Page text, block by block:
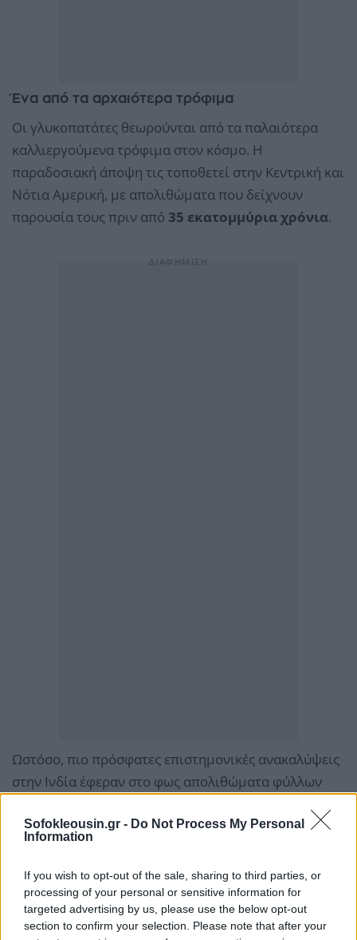
Sofokleousin.gr - Do Not Process My Personal
Information
If you wish to opt-out of the sale, sharing to third parties, or
processing of your personal or sensitive information for
targeted advertising by us, please use the below opt-out
section to confirm your selection. Please note that after your
Ένα από τα αρχαιότερα τρόφιμα
Οι γλυκοπατάτες θεωρούνται από τα παλαιότερα
καλλιεργούμενα τρόφιμα στον κόσμο. Η
παραδοσιακή άποψη τις τοποθετεί στην Κεντρική και
Νότια Αμερική, με απολιθώματα που δείχνουν
παρουσία τους πριν από 35 εκατομμύρια χρόνια.
Ωστόσο, πιο πρόσφατες επιστημονικές ανακαλύψεις
στην Ινδία έφεραν στο φως απολιθώματα φύλλων
οικογένειας της γλυκοπατάτας, γεγονός που
τους καταγωγή.
Ποικιλίες, διαφορές και... γλυκύτητα